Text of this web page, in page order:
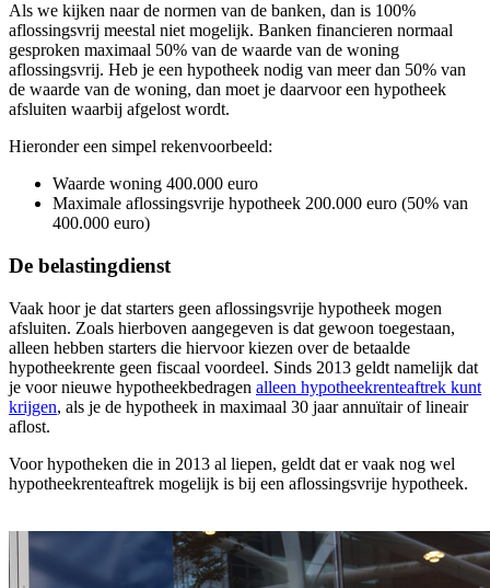
Als we kijken naar de normen van de banken, dan is 100%
aflossingsvrij meestal niet mogelijk. Banken financieren normaal
gesproken maximaal 50% van de waarde van de woning
aflossingsvrij. Heb je een hypotheek nodig van meer dan 50% van
de waarde van de woning, dan moet je daarvoor een hypotheek
afsluiten waarbij afgelost wordt.
Hieronder een simpel rekenvoorbeeld:
Waarde woning 400.000 euro
Maximale aflossingsvrije hypotheek 200.000 euro (50% van
400.000 euro)
De belastingdienst
Vaak hoor je dat starters geen aflossingsvrije hypotheek mogen
afsluiten. Zoals hierboven aangegeven is dat gewoon toegestaan,
alleen hebben starters die hiervoor kiezen over de betaalde
hypotheekrente geen fiscaal voordeel. Sinds 2013 geldt namelijk dat
je voor nieuwe hypotheekbedragen alleen hypotheekrenteaftrek kunt
krijgen, als je de hypotheek in maximaal 30 jaar annuïtair of lineair
aflost.
Voor hypotheken die in 2013 al liepen, geldt dat er vaak nog wel
hypotheekrenteaftrek mogelijk is bij een aflossingsvrije hypotheek.